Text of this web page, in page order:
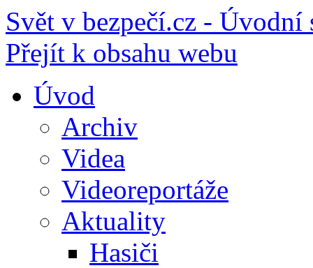
Svět v bezpečí.cz - Úvodní
Přejít k obsahu webu
Úvod
Archiv
Videa
Videoreportáže
Aktuality
Hasiči